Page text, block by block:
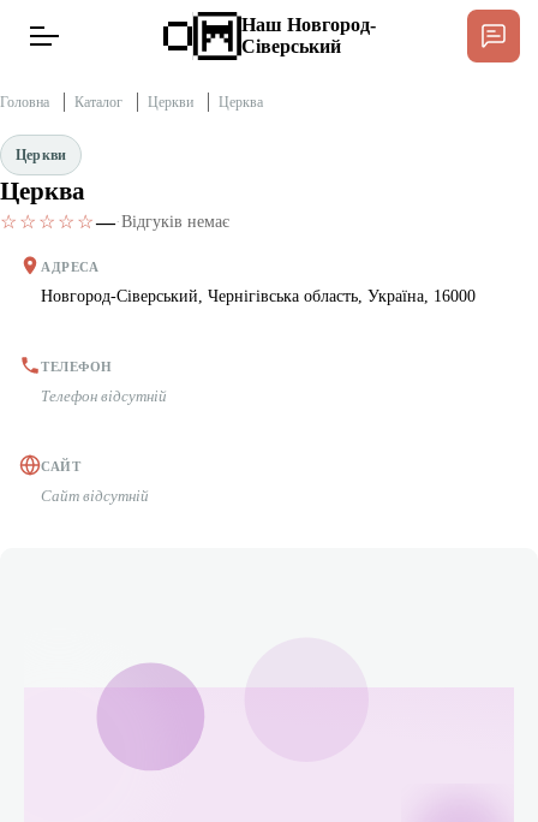
Новини
Публікації
Довідник
Рекламні прайси
Про нас
Наш Новгород-
Сіверський
Головна Каталог Церкви Церква
Церкви
Церква
☆☆☆☆☆—·Відгуків немає
АДРЕСА
Новгород-Сіверський, Чернігівська область, Україна, 16000
ТЕЛЕФОН
Телефон відсутній
САЙТ
Сайт відсутній